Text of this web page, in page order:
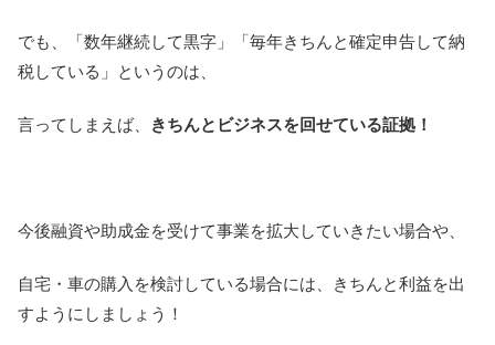
でも、「数年継続して黒字」「毎年きちんと確定申告して納
税している」というのは、
言ってしまえば、 きちんとビジネスを回せている証拠！
今後融資や助成金を受けて事業を拡大していきたい場合や、
自宅・車の購入を検討している場合には、きちんと利益を出
すようにしましょう！